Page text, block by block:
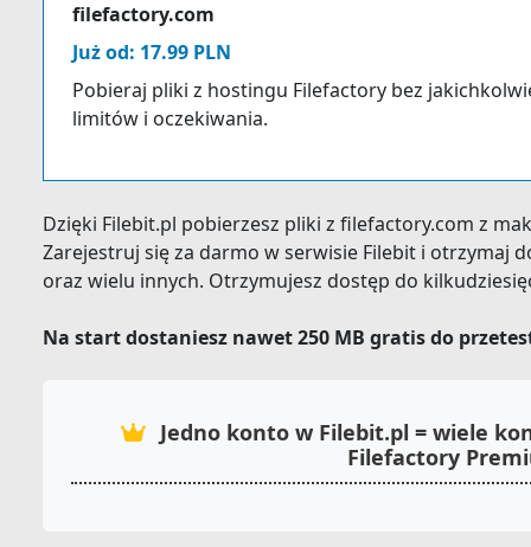
filefactory.com
Już od: 17.99 PLN
Pobieraj pliki z hostingu Filefactory bez
limitów i oczekiwania.
Dzięki Filebit.pl pobierzesz pliki z filefactory.com z
Zarejestruj się za darmo w serwisie Filebit i otrzymaj
oraz wielu innych. Otrzymujesz dostęp do
Na start dostaniesz nawet 250 MB gratis do
Jedno konto w Filebit.pl = wiele
Filefactory